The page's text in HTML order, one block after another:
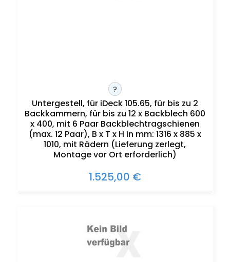
?
Untergestell, für iDeck 105.65, für bis zu 2
Backkammern, für bis zu 12 x Backblech 600
x 400, mit 6 Paar Backblechtragschienen
(max. 12 Paar), B x T x H in mm: 1316 x 885 x
1010, mit Rädern (Lieferung zerlegt,
Montage vor Ort erforderlich)
1.525,00 €